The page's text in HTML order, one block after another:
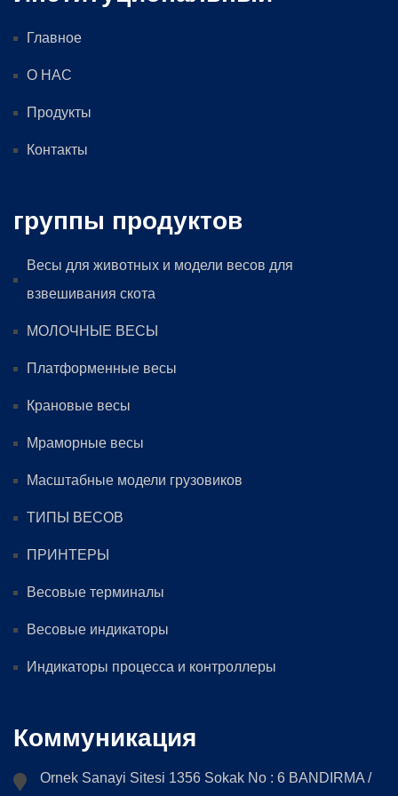
Главное
О НАС
Продукты
Контакты
группы продуктов
Весы для животных и модели весов для
взвешивания скота
МОЛОЧНЫЕ ВЕСЫ
Платформенные весы
Крановые весы
Мраморные весы
Масштабные модели грузовиков
ТИПЫ ВЕСОВ
ПРИНТЕРЫ
Весовые терминалы
Весовые индикаторы
Индикаторы процесса и контроллеры
Коммуникация
Ornek Sanayi Sitesi 1356 Sokak No : 6 BANDIRMA /